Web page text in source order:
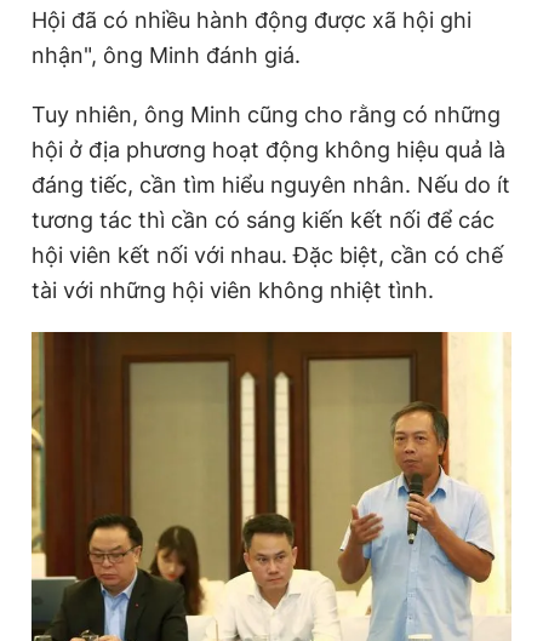
Hội đã có nhiều hành động được xã hội ghi
nhận", ông Minh đánh giá.
Tuy nhiên, ông Minh cũng cho rằng có những
hội ở địa phương hoạt động không hiệu quả là
đáng tiếc, cần tìm hiểu nguyên nhân. Nếu do ít
tương tác thì cần có sáng kiến kết nối để các
hội viên kết nối với nhau. Đặc biệt, cần có chế
tài với những hội viên không nhiệt tình.